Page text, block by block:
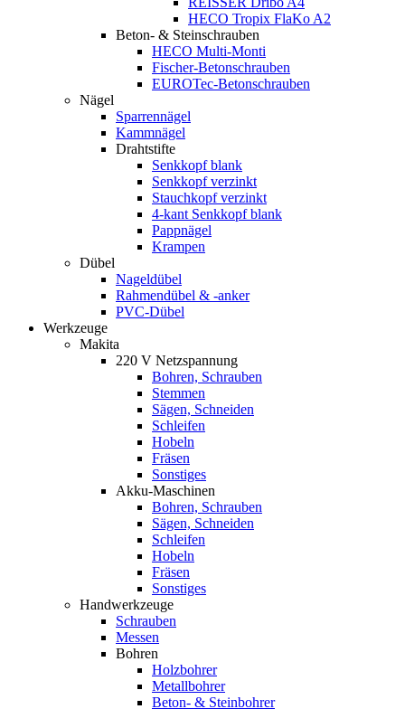
HECO Tropix FlaKo A2
Beton- & Steinschrauben
HECO Multi-Monti
Fischer-Betonschrauben
EUROTec-Betonschrauben
Nägel
Sparrennägel
Kammnägel
Drahtstifte
Senkkopf blank
Senkkopf verzinkt
Stauchkopf verzinkt
4-kant Senkkopf blank
Pappnägel
Krampen
Dübel
Nageldübel
Rahmendübel & -anker
PVC-Dübel
Werkzeuge
Makita
220 V Netzspannung
Bohren, Schrauben
Stemmen
Sägen, Schneiden
Schleifen
Hobeln
Fräsen
Sonstiges
Akku-Maschinen
Bohren, Schrauben
Sägen, Schneiden
Schleifen
Hobeln
Fräsen
Sonstiges
Handwerkzeuge
Schrauben
Messen
Bohren
Holzbohrer
Metallbohrer
Beton- & Steinbohrer